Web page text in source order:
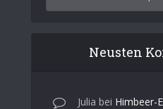
Neusten
Julia bei Himbeer-